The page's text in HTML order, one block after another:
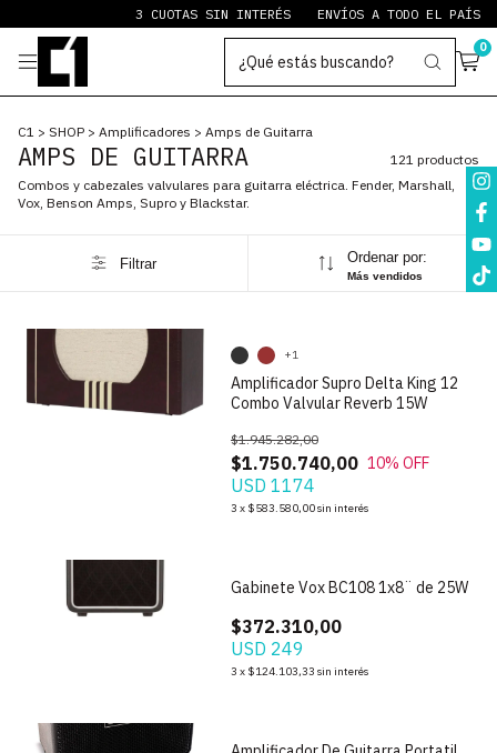
3 CUOTAS SIN INTERÉS ENVÍOS A TODO EL PAÍS PAYPAL
0
C1 > SHOP > Amplificadores > Amps de Guitarra
AMPS DE GUITARRA
121 productos
Combos y cabezales valvulares para guitarra eléctrica. Fender, Marshall,
Vox, Benson Amps, Supro y Blackstar.
Filtrar Ordenar por:
Más vendidos
Amplificador Supro Delta King 12
Combo Valvular Reverb 15W
$1.750.740,00
$1.945.282,00
10% OFF
USD 1174
3 x $583.580,00sin interés
+1
Gabinete Vox BC108 1x8¨ de 25W
$372.310,00
USD 249
3 x $124.103,33 sin interés